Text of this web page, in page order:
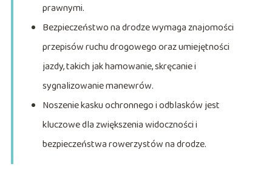
prawnymi.
Bezpieczeństwo na drodze wymaga znajomości
przepisów ruchu drogowego oraz umiejętności
jazdy, takich jak hamowanie, skręcanie i
sygnalizowanie manewrów.
Noszenie kasku ochronnego i odblasków jest
kluczowe dla zwiększenia widoczności i
bezpieczeństwa rowerzystów na drodze.